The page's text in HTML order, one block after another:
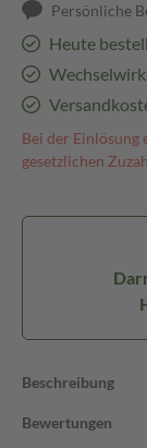
Persönliche
Heute
Bei der Einlösung
gesetzlichen
Beschreibung
Bewertungen